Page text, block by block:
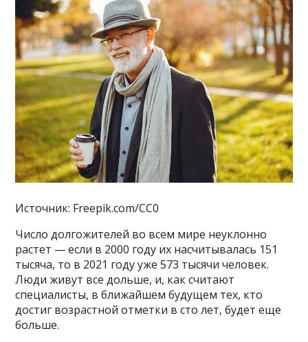
Источник: Freepik.com/CC0
Число долгожителей во всем мире неуклонно
растет — если в 2000 году их насчитывалась 151
тысяча, то в 2021 году уже 573 тысячи человек.
Люди живут все дольше, и, как считают
специалисты, в ближайшем будущем тех, кто
достиг возрастной отметки в сто лет, будет еще
больше.